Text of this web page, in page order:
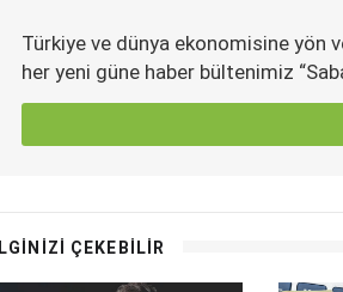
Türkiye ve dünya ekonomisine yön
her yeni güne haber bültenimiz
İLGİNİZİ ÇEKEBİLİR